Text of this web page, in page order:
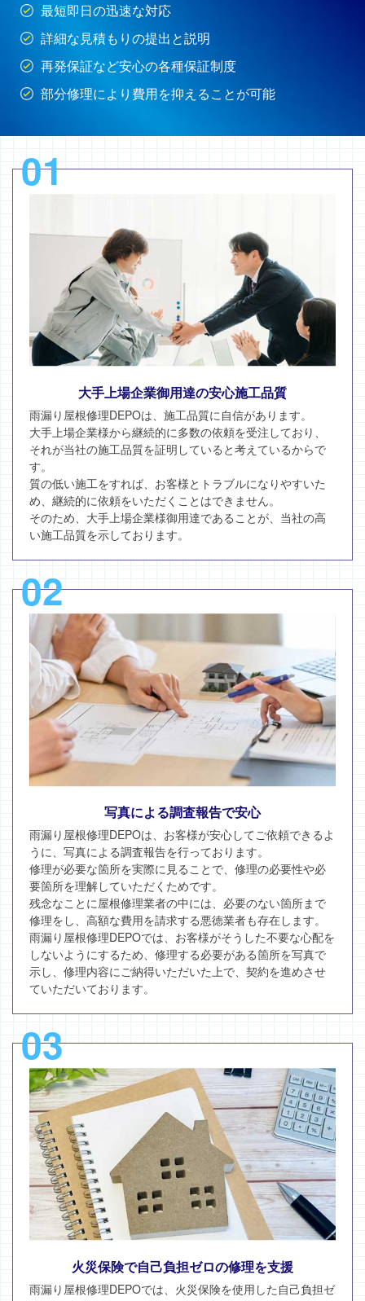
最短即日の迅速な対応
詳細な見積もりの提出と説明
再発保証など安心の各種保証制度
部分修理により費用を抑えることが可能
01
大手上場企業御用達の安心施工品質
雨漏り屋根修理DEPOは、施工品質に自信があります。
大手上場企業様から継続的に多数の依頼を受注しており、
それが当社の施工品質を証明していると考えているからで
す。
質の低い施工をすれば、お客様とトラブルになりやすいた
め、継続的に依頼をいただくことはできません。
そのため、大手上場企業様御用達であることが、当社の高
い施工品質を示しております。
02
写真による調査報告で安心
雨漏り屋根修理DEPOは、お客様が安心してご依頼できるよ
うに、写真による調査報告を行っております。
修理が必要な箇所を実際に見ることで、修理の必要性や必
要箇所を理解していただくためです。
残念なことに屋根修理業者の中には、必要のない箇所まで
修理をし、高額な費用を請求する悪徳業者も存在します。
雨漏り屋根修理DEPOでは、お客様がそうした不要な心配を
しないようにするため、修理する必要がある箇所を写真で
示し、修理内容にご納得いただいた上で、契約を進めさせ
ていただいております。
03
火災保険で自己負担ゼロの修理を支援
雨漏り屋根修理DEPOでは、火災保険を使用した自己負担ゼ